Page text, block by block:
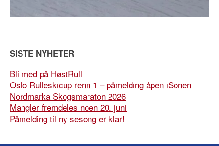
SISTE NYHETER
Bli med på HøstRull
Oslo Rulleskicup renn 1 – påmelding åpen iSonen
Nordmarka Skogsmaraton 2026
Mangler fremdeles noen 20. juni
Påmelding til ny sesong er klar!